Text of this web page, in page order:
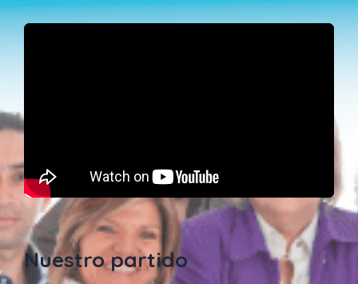
Nuestro partido